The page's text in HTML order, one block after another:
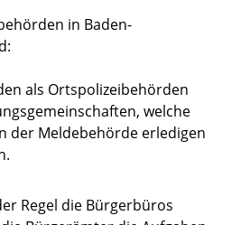
in Baden-
als Ortspolizeibehörden
welche
der Meldebehörde erledigen
Regel die Bürgerbüros